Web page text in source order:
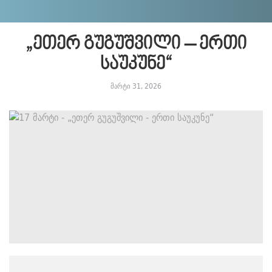
„ეთერ გუგუშვილი – ერთი
საუკუნე“
მარტი 31, 2026